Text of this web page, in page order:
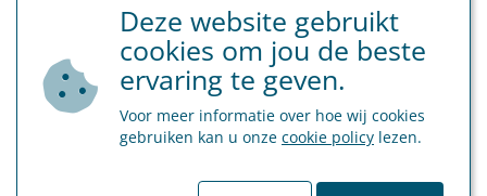
Contactpersoon
Deze website gebruikt
cookies om jou de beste
ervaring te geven.
Voor meer informatie over hoe wij cookies
gebruiken kan u onze cookie policy lezen.